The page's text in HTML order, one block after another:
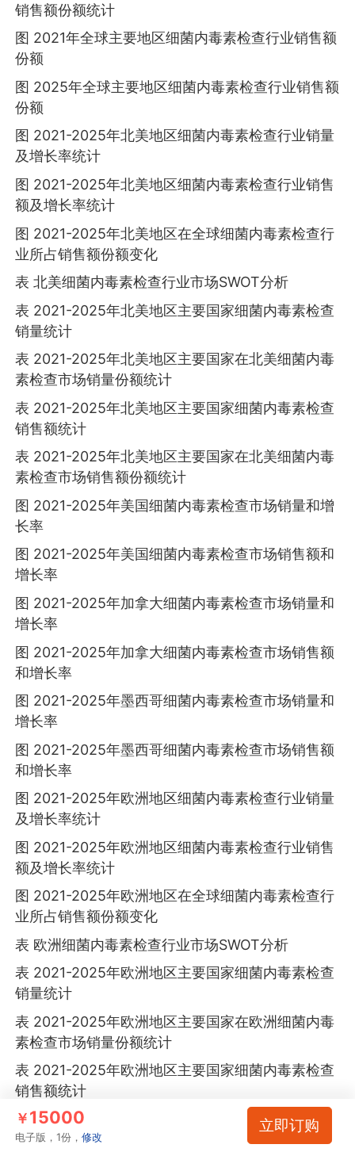
销售额份额统计
图 2021年全球主要地区细菌内毒素检查行业销售额
份额
图 2025年全球主要地区细菌内毒素检查行业销售额
份额
图 2021-2025年北美地区细菌内毒素检查行业销量
及增长率统计
图 2021-2025年北美地区细菌内毒素检查行业销售
额及增长率统计
图 2021-2025年北美地区在全球细菌内毒素检查行
业所占销售额份额变化
表 北美细菌内毒素检查行业市场SWOT分析
表 2021-2025年北美地区主要国家细菌内毒素检查
销量统计
表 2021-2025年北美地区主要国家在北美细菌内毒
素检查市场销量份额统计
表 2021-2025年北美地区主要国家细菌内毒素检查
销售额统计
表 2021-2025年北美地区主要国家在北美细菌内毒
素检查市场销售额份额统计
图 2021-2025年美国细菌内毒素检查市场销量和增
长率
图 2021-2025年美国细菌内毒素检查市场销售额和
增长率
图 2021-2025年加拿大细菌内毒素检查市场销量和
增长率
图 2021-2025年加拿大细菌内毒素检查市场销售额
和增长率
图 2021-2025年墨西哥细菌内毒素检查市场销量和
增长率
图 2021-2025年墨西哥细菌内毒素检查市场销售额
和增长率
图 2021-2025年欧洲地区细菌内毒素检查行业销量
及增长率统计
图 2021-2025年欧洲地区细菌内毒素检查行业销售
额及增长率统计
图 2021-2025年欧洲地区在全球细菌内毒素检查行
业所占销售额份额变化
表 欧洲细菌内毒素检查行业市场SWOT分析
表 2021-2025年欧洲地区主要国家细菌内毒素检查
销量统计
表 2021-2025年欧洲地区主要国家在欧洲细菌内毒
素检查市场销量份额统计
表 2021-2025年欧洲地区主要国家细菌内毒素检查
销售额统计
表 2021-2025年欧洲地区主要国家在欧洲细菌内毒
素检查市场销售额份额统计
￥15000
电子版，1份，修改
立即订购